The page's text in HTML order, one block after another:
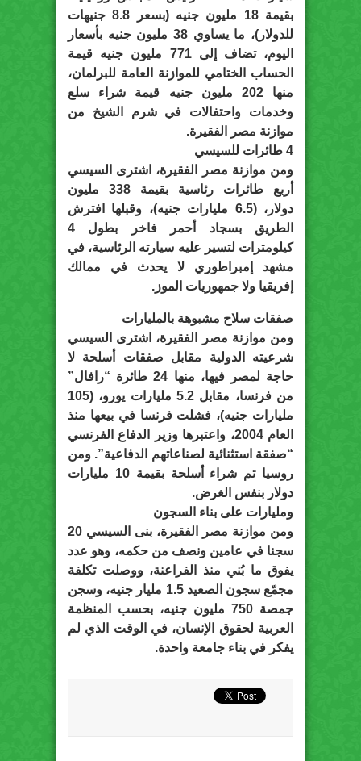
بقيمة 18 مليون جنيه (بسعر 8.8 جنيهات
للدولار)، ما يساوي 38 مليون جنيه بأسعار
اليوم، تضاف إلى 771 مليون جنيه قيمة
الحساب الختامي للموازنة العامة للبرلمان،
منها 202 مليون جنيه قيمة شراء سلع
وخدمات واحتفالات في شرم الشيخ من
موازنة مصر الفقيرة.
4 طائرات للسيسي
ومن موازنة مصر الفقيرة، اشترى السيسي
أربع طائرات رئاسية بقيمة 338 مليون
دولار، (6.5 مليارات جنيه)، وقبلها افترش
الطريق بسجاد أحمر فاخر بطول 4
كيلومترات لتسير عليه سيارته الرئاسية، في
مشهد إمبراطوري لا يحدث في ممالك
إفريقيا ولا جمهوريات الموز.
صفقات سلاح مشبوهة بالمليارات
ومن موازنة مصر الفقيرة، اشترى السيسي
شرعيته الدولية مقابل صفقات أسلحة لا
حاجة لمصر فيها، منها 24 طائرة “رافال”
من فرنسا، مقابل 5.2 مليارات يورو، (105
مليارات جنيه)، فشلت فرنسا في بيعها منذ
العام 2004، واعتبرها وزير الدفاع الفرنسي
“صفقة استثنائية لصناعاتهم الدفاعية”. ومن
روسيا تم شراء أسلحة بقيمة 10 مليارات
دوﻻر بنفس الغرض.
ومليارات على بناء السجون
ومن موازنة مصر الفقيرة، بنى السيسي 20
سجنا في عامين ونصف من حكمه، وهو عدد
يفوق ما بُني منذ الفراعنة، ووصلت تكلفة
مجمّع سجون الصعيد 1.5 مليار جنيه، وسجن
جمصة 750 مليون جنيه، بحسب المنظمة
العربية لحقوق الإنسان، في الوقت الذي لم
يفكر في بناء جامعة واحدة.